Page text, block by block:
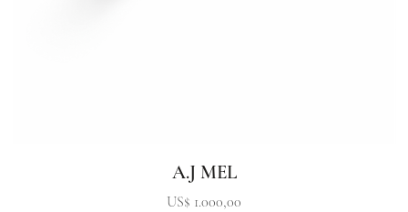
A.J MEL
Precio
US$ 1.000,00